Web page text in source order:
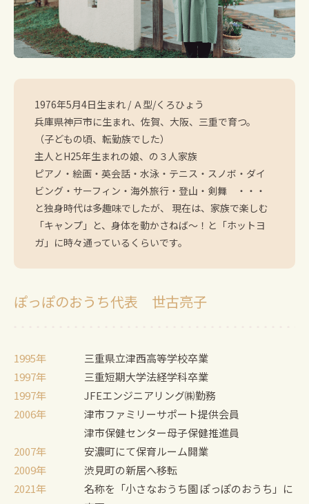
1976年5月4日生まれ / Ａ型/くろひょう
兵庫県神戸市に生まれ、佐賀、大阪、三重で育つ。
（子どもの頃、転勤族でした）
主人とH25年生まれの娘、の３人家族
ピアノ・絵画・英会話・水泳・テニス・スノボ・ダイ
ビング・サーフィン・海外旅行・登山・剣舞 ・・・
と独身時代は多趣味でしたが、
現在は、家族で楽しむ
「キャンプ」と、身体を動かさねば〜！と「ホットヨ
ガ」に時々通っているくらいです。
ぽっぽのおうち代表 世古亮子
1995年
三重県立津西高等学校卒業
1997年
三重短期大学法経学科卒業
1997年
JFEエンジニアリング㈱勤務
2006年
津市ファミリーサポート提供会員
津市保健センター母子保健推進員
2007年
安濃町にて保育ルーム開業
2009年
渋見町の新居へ移転
2021年
名称を「小さなおうち園 ぽっぽのおうち」に